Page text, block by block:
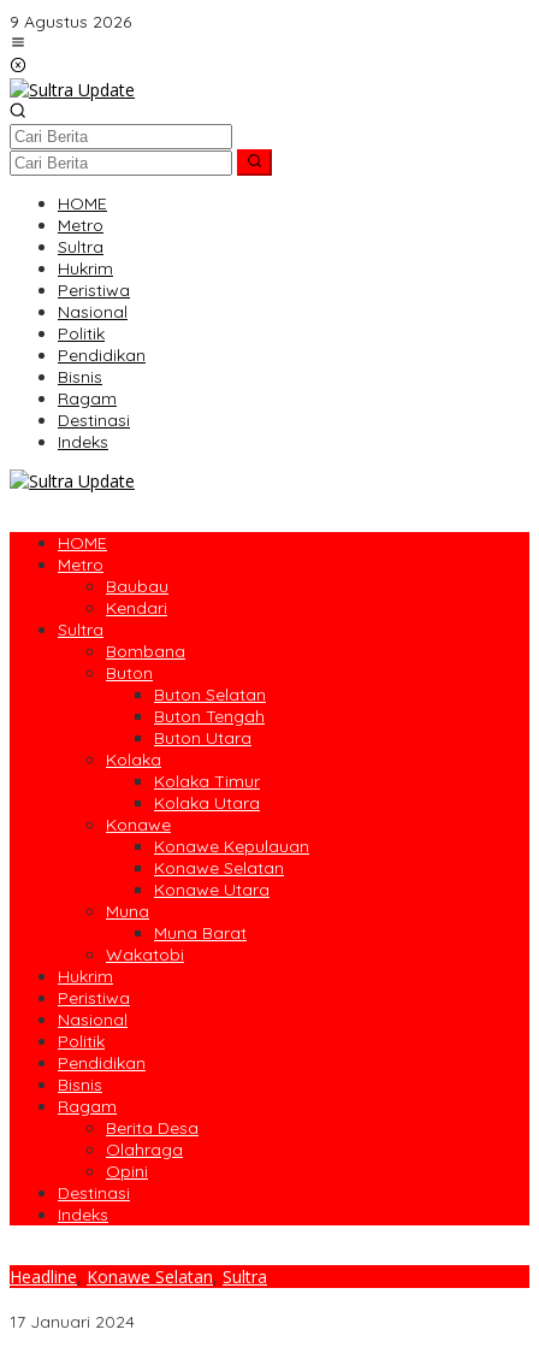
Lewati
ke
konten
9 Agustus 2026
HOME
Metro
Sultra
Hukrim
Peristiwa
Nasional
Politik
Pendidikan
Bisnis
Ragam
Destinasi
Indeks
HOME
Metro
Baubau
Kendari
Sultra
Bombana
Buton
Buton Selatan
Buton Tengah
Buton Utara
Kolaka
Kolaka Timur
Kolaka Utara
Konawe
Konawe Kepulauan
Konawe Selatan
Konawe Utara
Muna
Muna Barat
Wakatobi
Hukrim
Peristiwa
Nasional
Politik
Pendidikan
Bisnis
Ragam
Berita Desa
Olahraga
Opini
Destinasi
Indeks
Headline, Konawe Selatan, Sultra
17 Januari 2024